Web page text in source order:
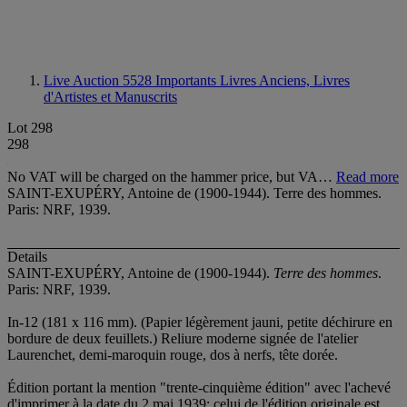
Live Auction 5528 Importants Livres Anciens, Livres
d'Artistes et Manuscrits
Lot 298
298
No VAT will be charged on the hammer price, but VA… Read more
SAINT-EXUPÉRY, Antoine de (1900-1944). Terre des hommes.
Paris: NRF, 1939.
Details
SAINT-EXUPÉRY, Antoine de (1900-1944). Terre des hommes.
Paris: NRF, 1939.
In-12 (181 x 116 mm). (Papier légèrement jauni, petite déchirure en
bordure de deux feuillets.) Reliure moderne signée de l'atelier
Laurenchet, demi-maroquin rouge, dos à nerfs, tête dorée.
Édition portant la mention "trente-cinquième édition" avec l'achevé